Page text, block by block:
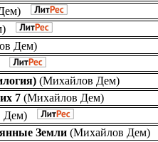
)
)
Дем)
(Михайлов Дем)
7 (Михайлов Дем)
Дем)
Земли (Михайлов Дем)